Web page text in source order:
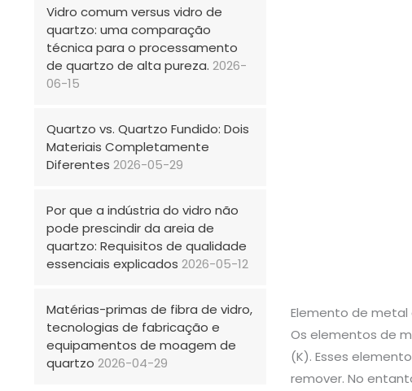
Vidro comum versus vidro de
quartzo: uma comparação
técnica para o processamento
de quartzo de alta pureza. 2026-
06-15
Quartzo vs. Quartzo Fundido: Dois
Materiais Completamente
Diferentes 2026-05-29
Por que a indústria do vidro não
pode prescindir da areia de
quartzo: Requisitos de qualidade
essenciais explicados 2026-05-12
Matérias-primas de fibra de vidro,
tecnologias de fabricação e
equipamentos de moagem de
quartzo 2026-04-29
Elemento de metal
Os elementos de
(K). Esses
remover. No